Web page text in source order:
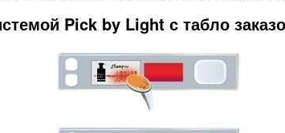
Pick by Light с табло